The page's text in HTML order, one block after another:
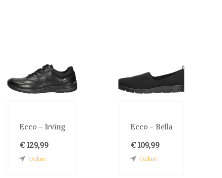
Ecco - Irving
€ 129,99
Online
Ecco - Bella
€ 109,99
Online